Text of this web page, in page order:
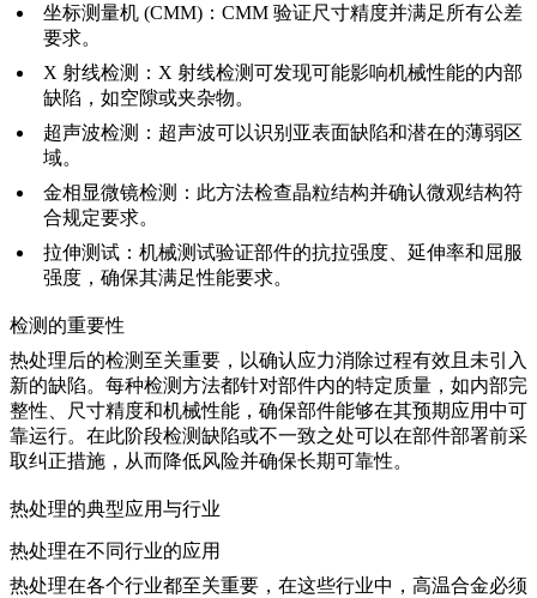
坐标测量机 (CMM) ：CMM 验证尺寸精度并满足所有公差
要求。
X 射线检测 ：X 射线检测可发现可能影响机械性能的内部
缺陷，如空隙或夹杂物。
超声波检测 ：超声波可以识别亚表面缺陷和潜在的薄弱区
域。
金相显微镜检测 ：此方法检查晶粒结构并确认微观结构符
合规定要求。
拉伸测试 ：机械测试验证部件的抗拉强度、延伸率和屈服
强度，确保其满足性能要求。
检测的重要性
热处理后的检测至关重要，以确认应力消除过程有效且未引入
新的缺陷。每种检测方法都针对部件内的特定质量，如内部完
整性、尺寸精度和机械性能，确保部件能够在其预期应用中可
靠运行。在此阶段检测缺陷或不一致之处可以在部件部署前采
取纠正措施，从而降低风险并确保长期可靠性。
热处理的典型应用与行业
热处理在不同行业的应用
热处理在各个行业都至关重要，在这些行业中， 高温合金必须